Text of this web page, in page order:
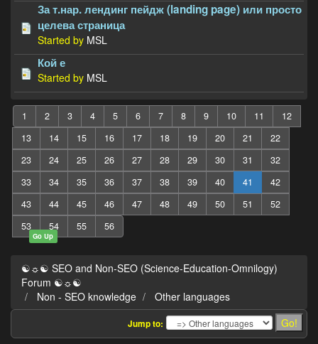
За т.нар. лендинг пейдж (landing page) или просто
целева страница
Started by MSL
Кой е
Started by MSL
1 2 3 4 5 6 7 8 9 10 11
12
13
14 15 16 17 18 19 20 21
22
23
24 25 26 27 28 29 30 31
32
33
34 35 36 37 38 39 40 41
42
43
44 45 46 47 48 49 50 51
52
53
54 55 56
Go Up
☯☼☯ SEO and Non-SEO (Science-Education-Omnilogy)
Forum ☯☼☯
Non - SEO knowledge
Other languages
Jump to: